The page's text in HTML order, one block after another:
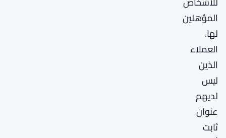
المؤهلين
لها.
العملاء
الذين
ليس
لديهم
عنوان
ثابت